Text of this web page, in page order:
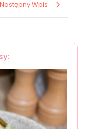
Następny Wpis